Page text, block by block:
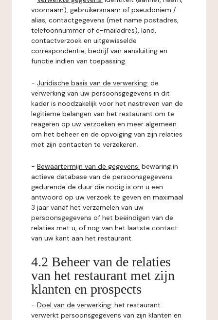
voornaam), gebruikersnaam of pseudoniem /
alias, contactgegevens (met name postadres,
telefoonnummer of e-mailadres), land,
contactverzoek en uitgewisselde
correspondentie, bedrijf van aansluiting en
functie indien van toepassing.
- Juridische basis van de verwerking: de
verwerking van uw persoonsgegevens in dit
kader is noodzakelijk voor het nastreven van de
legitieme belangen van het restaurant om te
reageren op uw verzoeken en meer algemeen
om het beheer en de opvolging van zijn relaties
met zijn contacten te verzekeren.
- Bewaartermijn van de gegevens: bewaring in
actieve database van de persoonsgegevens
gedurende de duur die nodig is om u een
antwoord op uw verzoek te geven en maximaal
3 jaar vanaf het verzamelen van uw
persoonsgegevens of het beëindigen van de
relaties met u, of nog van het laatste contact
van uw kant aan het restaurant.
4.2 Beheer van de relaties
van het restaurant met zijn
klanten en prospects
- Doel van de verwerking: het restaurant
verwerkt persoonsgegevens van zijn klanten en